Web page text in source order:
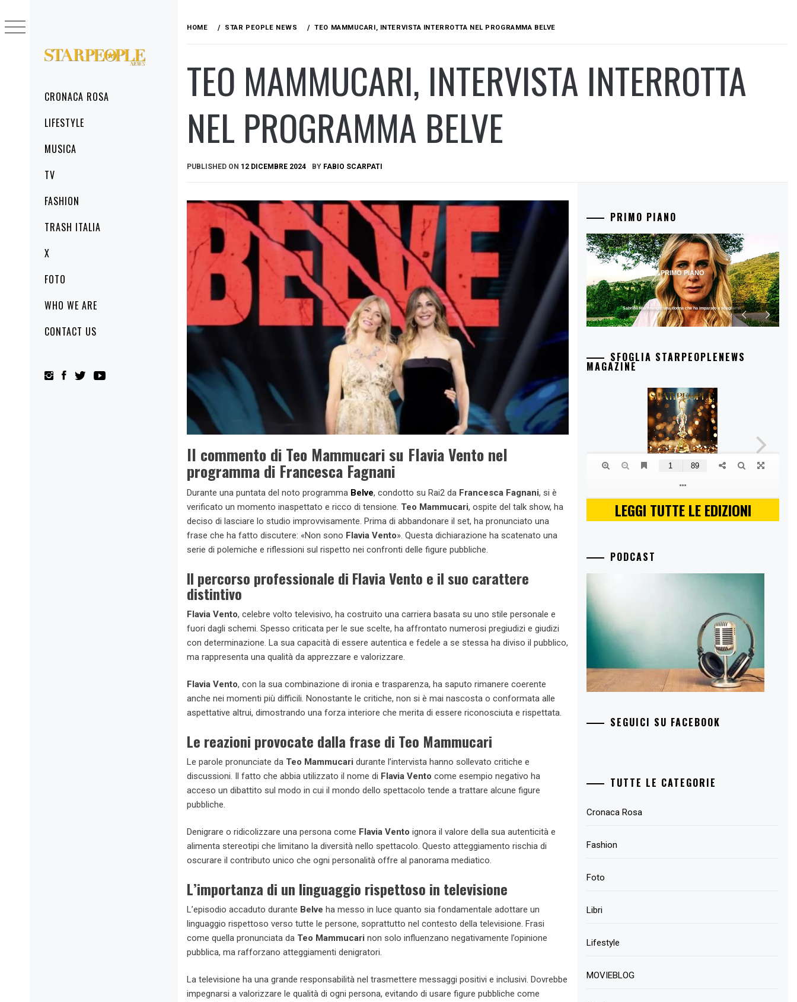
STARPEOPLENEWS
MenuCRONACA ROSA
LIFESTYLE
MUSICA
TV
FASHION
TRASH ITALIA
X
FOTO
WHO WE ARE
CONTACT US
to
content
HOME STAR PEOPLE NEWS TEO MAMMUCARI, INTERVISTA INTERROTTA NEL PROGRAMMA BELVE
TEO MAMMUCARI, INTERVISTA INTERROTTA
NEL PROGRAMMA BELVE
PUBLISHED ON 12 DICEMBRE 2024 BY FABIO SCARPATI
Il commento di Teo Mammucari su Flavia Vento nel
programma di Francesca Fagnani
Durante una puntata del noto programma Belve, condotto su Rai2 da Francesca Fagnani, si è
verificato un momento inaspettato e ricco di tensione. Teo Mammucari, ospite del talk show, ha
deciso di lasciare lo studio improvvisamente. Prima di abbandonare il set, ha pronunciato una
frase che ha fatto discutere: «Non sono Flavia Vento». Questa dichiarazione ha scatenato una
serie di polemiche e riflessioni sul rispetto nei confronti delle figure pubbliche.
Il percorso professionale di Flavia Vento e il suo carattere
distintivo
Flavia Vento, celebre volto televisivo, ha costruito una carriera basata su uno stile personale e
fuori dagli schemi. Spesso criticata per le sue scelte, ha affrontato numerosi pregiudizi e giudizi
con determinazione. La sua capacità di essere autentica e fedele a se stessa ha diviso il pubblico,
ma rappresenta una qualità da apprezzare e valorizzare.
Flavia Vento, con la sua combinazione di ironia e trasparenza, ha saputo rimanere coerente
anche nei momenti più difficili. Nonostante le critiche, non si è mai nascosta o conformata alle
aspettative altrui, dimostrando una forza interiore che merita di essere riconosciuta e rispettata.
Le reazioni provocate dalla frase di Teo Mammucari
Le parole pronunciate da Teo Mammucari durante l’intervista hanno sollevato critiche e
discussioni. Il fatto che abbia utilizzato il nome di Flavia Vento come esempio negativo ha
acceso un dibattito sul modo in cui il mondo dello spettacolo tende a trattare alcune figure
pubbliche.
Denigrare o ridicolizzare una persona come Flavia Vento ignora il valore della sua autenticità e
alimenta stereotipi che limitano la diversità nello spettacolo. Questo atteggiamento rischia di
oscurare il contributo unico che ogni personalità offre al panorama mediatico.
L’importanza di un linguaggio rispettoso in televisione
L’episodio accaduto durante Belve ha messo in luce quanto sia fondamentale adottare un
linguaggio rispettoso verso tutte le persone, soprattutto nel contesto della televisione. Frasi
come quella pronunciata da Teo Mammucari non solo influenzano negativamente l’opinione
pubblica, ma rafforzano atteggiamenti denigratori.
La televisione ha una grande responsabilità nel trasmettere messaggi positivi e inclusivi. Dovrebbe
impegnarsi a valorizzare le qualità di ogni persona, evitando di usare figure pubbliche come
PRIMO PIANO
Sabrina Martinengo: una donna che ha imparato a scegliersi.
PRIMO PIANO
SFOGLIA STARPEOPLENEWS
MAGAZINE
LEGGI TUTTE LE EDIZIONI
PODCAST
SEGUICI SU FACEBOOK
TUTTE LE CATEGORIE
Cronaca Rosa
Fashion
Foto
Libri
Lifestyle
MOVIEBLOG